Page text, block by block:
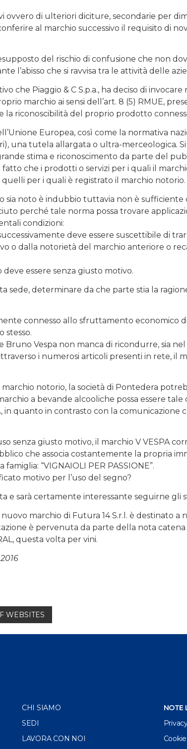
ovvero di ulteriori diciture, secondarie per
al marchio successivo il requisito di
del rischio di confusione che non
l’abisso che si ravvisa tra le attività delle
che Piaggio & C S.p.a., ha deciso di
marchio ai sensi dell’art. 8 (5) RMUE,
riconoscibilità del proprio prodotto
Europea, così come la normativa
una tutela allargata o ultra-merceologica.
stima e riconoscimento da parte del
che i prodotti o servizi per i quali il
quelli per i quali è registrato il marchio notorio.
sia noto è indubbio tuttavia non è
perché tale norma possa trovare
condizioni:
deve essere suscettibile di
o dalla notorietà del marchio anteriore o
essere senza giusto motivo.
sede, determinare da che parte stia la
connesso allo sfruttamento economico
stesso.
Bruno Vespa non manca di ricondurre, sia
i numerosi articoli presenti in rete, il
marchio notorio, la società di Pontedera
a bevande alcooliche possa essere tale
in quanto in contrasto con la comunicazione
senza giusto motivo, il marchio V VESPA
che associa costantemente la propria
“VIGNAIOLI PER PASSIONE”.
motivo per l’uso del segno?
e sarà certamente interessante seguirne gli
marchio di Futura 14 S.r.l. è destinato a
è pervenuta da parte della nota
questa volta per vini.
WEBSITES
CHI SIAMO
SEDI
LAVORA CON NOI